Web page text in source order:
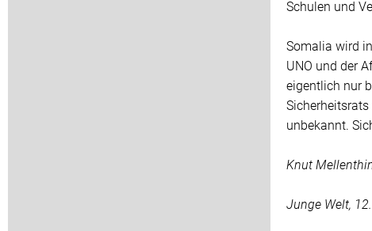
Schulen und
Somalia wird
UNO und der
eigentlich nur
unbekannt.
Knut
Junge Welt,